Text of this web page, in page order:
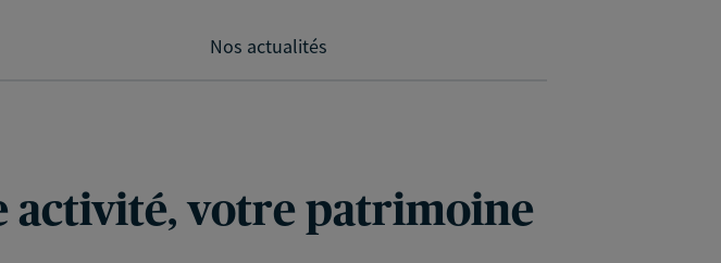
Nos actualités
activité, votre patrimoine